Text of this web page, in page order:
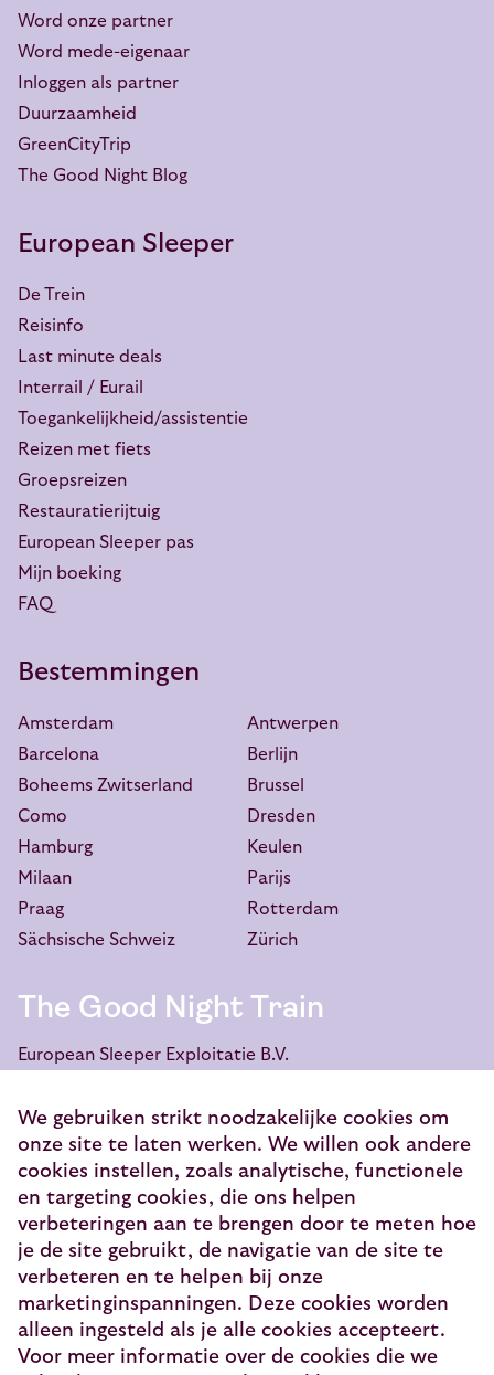
Word onze partner
Word mede-eigenaar
Inloggen als partner
Duurzaamheid
GreenCityTrip
The Good Night Blog
European Sleeper
De Trein
Reisinfo
Last minute deals
Interrail / Eurail
Toegankelijkheid/assistentie
Reizen met fiets
Groepsreizen
Restauratierijtuig
European Sleeper pas
Mijn boeking
FAQ
Bestemmingen
Amsterdam
Antwerpen
Barcelona
Berlijn
Boheems Zwitserland
Brussel
Como
Dresden
Hamburg
Keulen
Milaan
Parijs
Praag
Rotterdam
Sächsische Schweiz
Zürich
The Good Night Train
European Sleeper Exploitatie B.V.
3521 GH Utrecht
info@europeansleeper.eu
KVK 86040472
© 2026 — European Sleeper Exploitatie B.V.
Juridische informatie
We gebruiken strikt noodzakelijke cookies om
onze site te laten werken. We willen ook andere
cookies instellen, zoals analytische, functionele
en targeting cookies, die ons helpen
verbeteringen aan te brengen door te meten hoe
je de site gebruikt, de navigatie van de site te
verbeteren en te helpen bij onze
marketinginspanningen. Deze cookies worden
alleen ingesteld als je alle cookies accepteert.
Voor meer informatie over de cookies die we